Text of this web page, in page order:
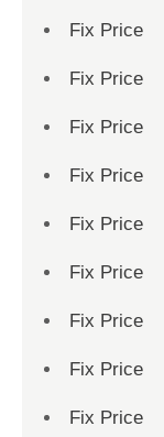
Fix Price
Fix Price
Fix Price
Fix Price
Fix Price
Fix Price
Fix Price
Fix Price
Fix Price